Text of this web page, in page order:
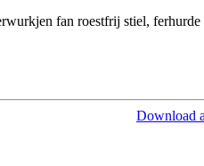
fan roestfrij stiel,
Download